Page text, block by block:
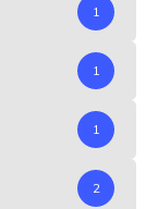
1
1
1
2